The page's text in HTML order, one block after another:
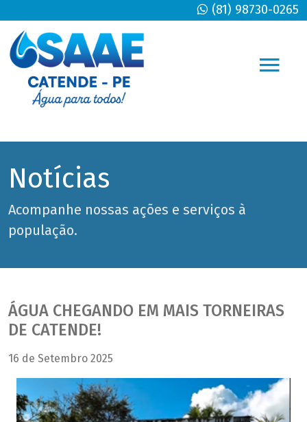
(81) 98730-0265
Notícias
Acompanhe nossas ações e serviços à
população.
ÁGUA CHEGANDO EM MAIS TORNEIRAS
DE CATENDE!
16 de Setembro 2025